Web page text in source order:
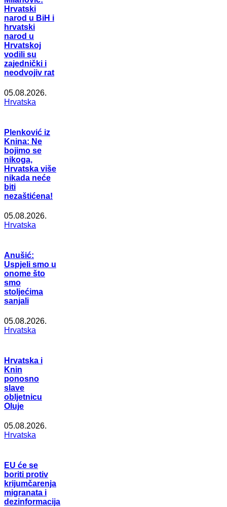
Hrvatski
narod u BiH i
hrvatski
narod u
Hrvatskoj
vodili su
zajednički i
neodvojiv rat
05.08.2026.
Hrvatska
Plenković iz
Knina: Ne
bojimo se
nikoga,
Hrvatska više
nikada neće
biti
nezaštićena!
05.08.2026.
Hrvatska
Anušić:
Uspjeli smo u
onome što
smo
stoljećima
sanjali
05.08.2026.
Hrvatska
Hrvatska i
Knin
ponosno
slave
obljetnicu
Oluje
05.08.2026.
Hrvatska
EU će se
boriti protiv
krijumčarenja
migranata i
dezinformacija